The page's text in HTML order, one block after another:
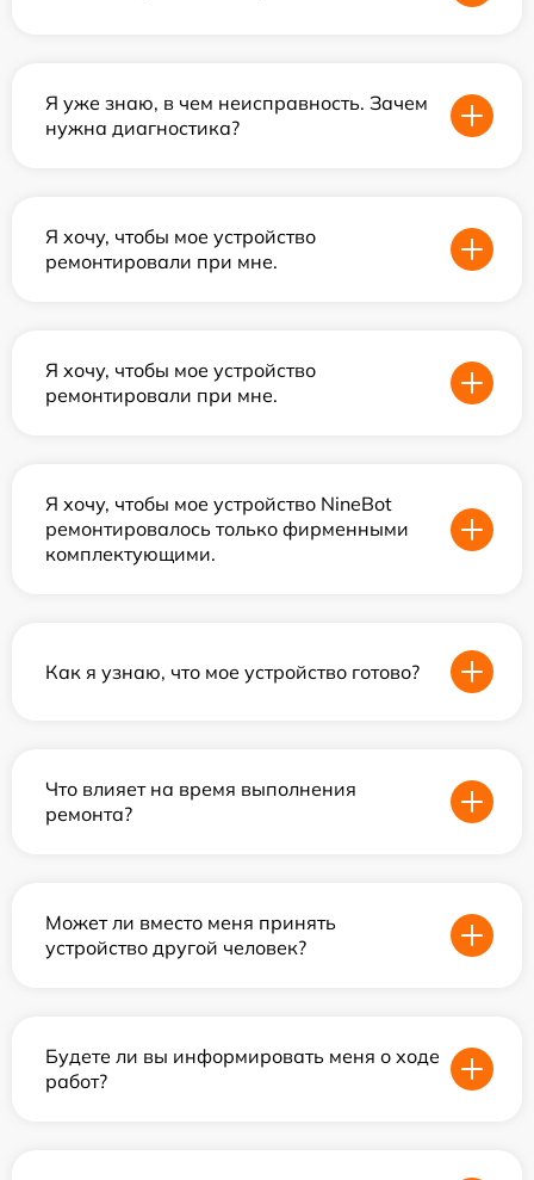
Я уже знаю, в чем неисправность. Зачем
нужна диагностика?
Я хочу, чтобы мое устройство
ремонтировали при мне.
Я хочу, чтобы мое устройство
ремонтировали при мне.
Я хочу, чтобы мое устройство NineBot
ремонтировалось только фирменными
комплектующими.
Как я узнаю, что мое устройство готово?
Что влияет на время выполнения
ремонта?
Может ли вместо меня принять
устройство другой человек?
Будете ли вы информировать меня о ходе
работ?